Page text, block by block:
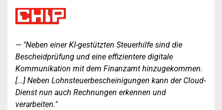
"Neben einer KI-gestützten Steuerhilfe sind die
Bescheidprüfung und eine effizientere digitale
Kommunikation mit dem Finanzamt hinzugekommen.
[...] Neben Lohnsteuerbescheinigungen kann der Cloud-
Dienst nun auch Rechnungen erkennen und
verarbeiten."